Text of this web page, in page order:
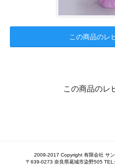
この商品のレ
この商品のレ
2009-2017 Copyright 有限会社 サ
〒639-0273 奈良県葛城市染野505